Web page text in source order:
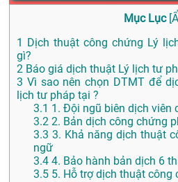
Mục Lục [
1
Dịch thuật công chứng Lý
gì?
2 Báo giá dịch thuật Lý lịch tư
3 Vì sao nên chọn DTMT để
lịch tư pháp tại ?
3.1 1. Đội ngũ biên dịch viên
3.2 2. Bản dịch công chứng
3.3 3. Khả năng dịch thuật
ngữ
3.4 4. Bảo hành bản dịch 6
3.5 5. Hỗ trợ dịch thuật công